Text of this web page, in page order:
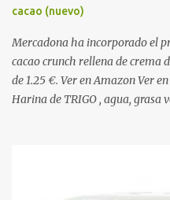
cacao (nuevo)
Mercadona ha incorporado el
cacao crunch rellena de crema
de 1.25 €. Ver en Amazon Ver
Harina de TRIGO , agua, grasa
antioxidante (E300). Relleno